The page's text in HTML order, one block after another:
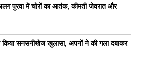
पुरवा में चोरों का आतंक, कीमती जेवरात और
किया सनसनीखेज खुलासा, अपनों ने की गला दबाकर